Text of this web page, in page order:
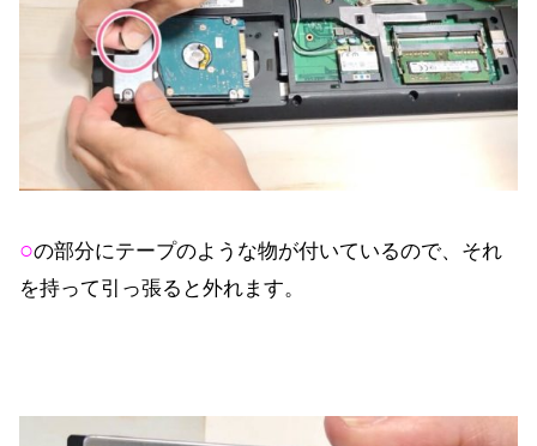
○の部分にテープのような物が付いているので、それ
を持って引っ張ると外れます。